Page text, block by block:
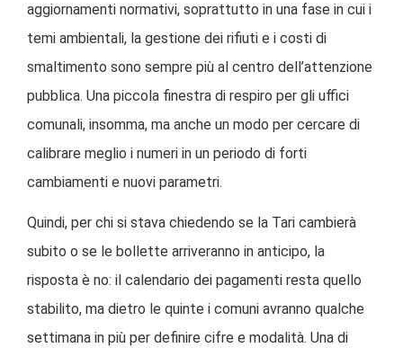
aggiornamenti normativi, soprattutto in una fase in cui i
temi ambientali, la gestione dei rifiuti e i costi di
smaltimento sono sempre più al centro dell’attenzione
pubblica. Una piccola finestra di respiro per gli uffici
comunali, insomma, ma anche un modo per cercare di
calibrare meglio i numeri in un periodo di forti
cambiamenti e nuovi parametri.
Quindi, per chi si stava chiedendo se la Tari cambierà
subito o se le bollette arriveranno in anticipo, la
risposta è no: il calendario dei pagamenti resta quello
stabilito, ma dietro le quinte i comuni avranno qualche
settimana in più per definire cifre e modalità. Una di